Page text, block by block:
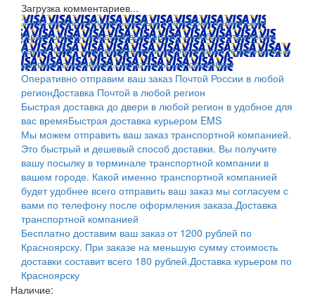
Загрузка комментариев...
Заказ можно оплатить любым способом: наличными
(Красноярск); пластиковой картой; в любом отделении
банка; QIWI, яндекс.деньгами; в платежных терминалах и
другими способами.Оплата любым способом
Оперативно отправим ваш заказ Почтой России в любой
регионДоставка Почтой в любой регион
Быстрая доставка до двери в любой регион в удобное для
вас времяБыстрая доставка курьером EMS
Мы можем отправить ваш заказ транспортной компанией.
Это быстрый и дешевый способ доставки. Вы получите
вашу посылку в терминале транспортной компании в
вашем городе. Какой именно транспортной компанией
будет удобнее всего отправить ваш заказ мы согласуем с
вами по телефону после оформления заказа.Доставка
транспортной компанией
Бесплатно доставим ваш заказ от 1200 рублей по
Красноярску. При заказе на меньшую сумму стоимость
доставки составит всего 180 рублей.Доставка курьером по
Красноярску
Наличие: